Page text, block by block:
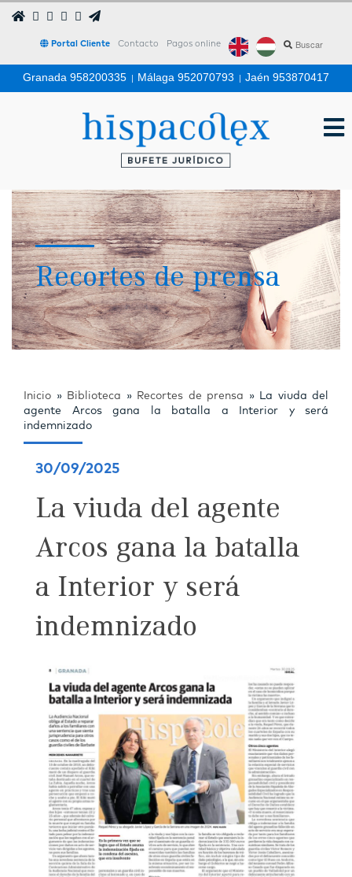
Portal Cliente Contacto Pagos online
Granada 958200335 | Málaga 952070793 | Jaén 953870417
Recortes de prensa
Inicio » Biblioteca » Recortes de prensa »
La viuda del
agente Arcos gana la batalla a Interior y será
indemnizado
30/09/2025
La viuda del agente
Arcos gana la batalla
a Interior y será
indemnizado